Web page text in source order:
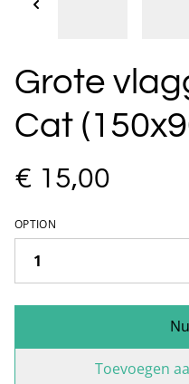
Grote
Cat
€ 15,00
OPTION
Toevoegen